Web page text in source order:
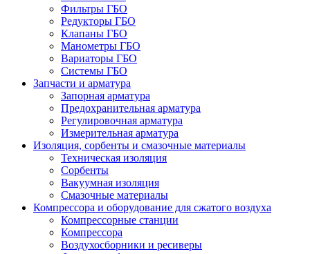
Фильтры ГБО
Редукторы ГБО
Клапаны ГБО
Манометры ГБО
Вариаторы ГБО
Системы ГБО
Запчасти и арматура
Запорная арматура
Предохранительная арматура
Регулировочная арматура
Измерительная арматура
Изоляция, сорбенты и смазочные материалы
Техническая изоляция
Сорбенты
Вакуумная изоляция
Смазочные материалы
Компрессора и оборудование для сжатого воздуха
Компрессорные станции
Компрессора
Воздухосборники и ресиверы